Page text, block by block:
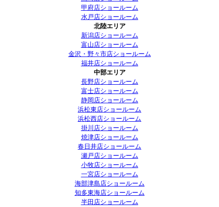
甲府店ショールーム
水戸店ショールーム
北陸エリア
新潟店ショールーム
富山店ショールーム
金沢・野々市店ショールーム
福井店ショールーム
中部エリア
長野店ショールーム
富士店ショールーム
静岡店ショールーム
浜松東店ショールーム
浜松西店ショールーム
掛川店ショールーム
焼津店ショールーム
春日井店ショールーム
瀬戸店ショールーム
小牧店ショールーム
一宮店ショールーム
海部津島店ショールーム
知多東海店ショールーム
半田店ショールーム